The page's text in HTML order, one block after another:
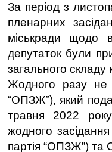
За період з
пленарних
міськради щодо
депутаток були
загального складу
Жодного разу не
“ОПЗЖ”), який
травня 2022
жодного
партія “ОПЗЖ”) та